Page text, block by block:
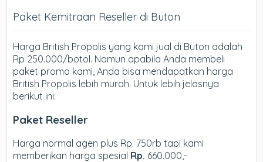
Paket Kemitraan Reseller di Buton
Harga British Propolis yang kami jual di Buton adalah
Rp 250.000/botol. Namun apabila Anda membeli
paket promo kami, Anda bisa mendapatkan harga
British Propolis lebih murah. Untuk lebih jelasnya
berikut ini:
Paket Reseller
Harga normal agen plus Rp. 750rb tapi kami
memberikan harga spesial Rp. 660.000,-